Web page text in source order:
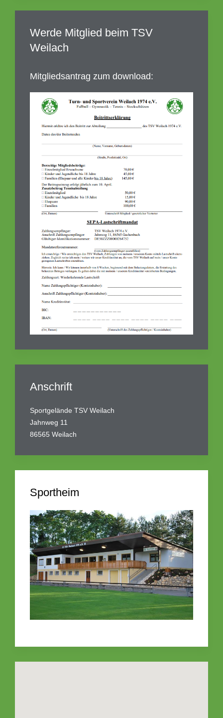
Werde Mitglied beim TSV
Weilach
Mitgliedsantrag zum download:
Anschrift
Sportgelände TSV Weilach
Jahnweg 11
86565 Weilach
Sportheim